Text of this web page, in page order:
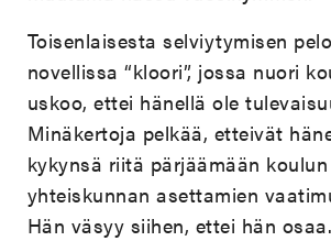
Toisenlaisesta selviytymisen
novellissa “kloori”, jossa nuori
uskoo, ettei hänellä ole
Minäkertoja pelkää, etteivät
kykynsä riitä pärjäämään
yhteiskunnan asettamien
Hän väsyy siihen, ettei hän